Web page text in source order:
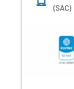
(SAC)